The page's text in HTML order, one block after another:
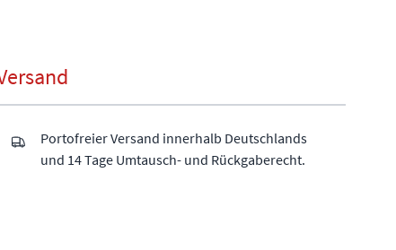
Portofreier Versand innerhalb Deutschlands
und 14 Tage Umtausch- und Rückgaberecht.